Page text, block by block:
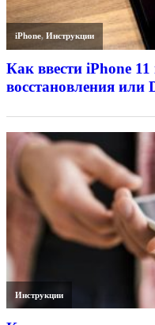
iPhone,Инструкции
Как ввести iPhone
восстановления или
Инструкции